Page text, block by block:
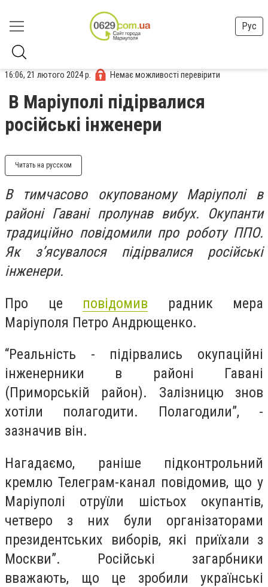
Рус
16:06, 21 лютого 2024 р. Немає можливості перевірити
В Маріуполі підірвалися
російські інженери
Читать на русском
В тимчасово окупованому Маріуполі в
районі Гавані пролунав вибух. Окупанти
традиційно повідомили про роботу ППО.
Як з’ясувалося підірвалися російські
інженери.
Про це повідомив радник мера
Маріуполя Петро Андрющенко.
“Реальність - підірвались окупаційні
інженерники в районі Гавані
(Приморській район). Залізницю знов
хотіли полагодити. Полагодили”, -
зазначив він.
Нагадаємо, раніше підконтрольний
кремлю Телеграм-канал повідомив, що у
Маріуполі отруїли шістьох окупантів,
четверо з них були організаторами
президентських виборів, які приїхали з
Москви”. Російські загарбники
вважають, що це зробили українські